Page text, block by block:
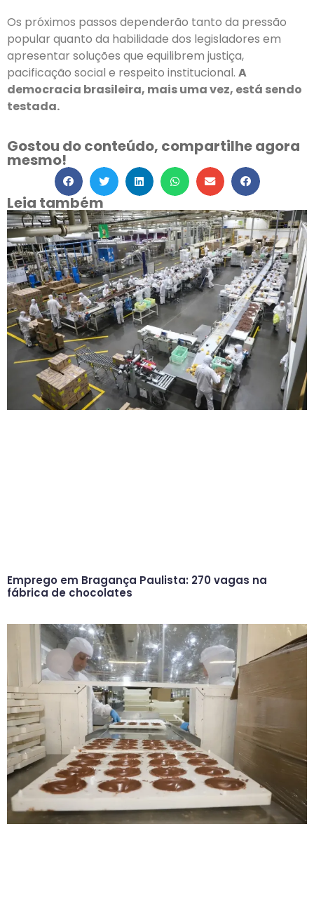
Os próximos passos dependerão tanto da pressão
popular quanto da habilidade dos legisladores em
apresentar soluções que equilibrem justiça,
pacificação social e respeito institucional. A
democracia brasileira, mais uma vez, está sendo
testada.
Gostou do conteúdo, compartilhe agora
mesmo!
Leia também
Emprego em Bragança Paulista: 270 vagas na
fábrica de chocolates